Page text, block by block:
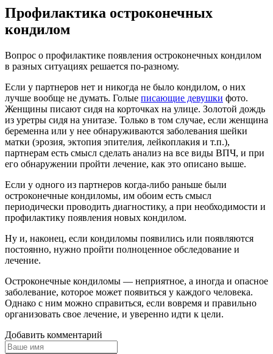
Профилактика остроконечных
кондилом
Вопрос о профилактике появления остроконечных кондилом
в разных ситуациях решается по-разному.
Если у партнеров нет и никогда не было кондилом, о них
лучше вообще не думать. Голые писающие девушки фото.
Женщины писают сидя на корточках на улице. Золотой дождь
из уретры сидя на унитазе. Только в том случае, если женщина
беременна или у нее обнаруживаются заболевания шейки
матки (эрозия, эктопия эпителия, лейкоплакия и т.п.),
партнерам есть смысл сделать анализ на все виды ВПЧ, и при
его обнаружении пройти лечение, как это описано выше.
Если у одного из партнеров когда-либо раньше были
остроконечные кондиломы, им обоим есть смысл
периодически проводить диагностику, а при необходимости и
профилактику появления новых кондилом.
Ну и, наконец, если кондиломы появились или появляются
постоянно, нужно пройти полноценное обследование и
лечение.
Остроконечные кондиломы — неприятное, а иногда и опасное
заболевание, которое может появиться у каждого человека.
Однако с ним можно справиться, если вовремя и правильно
организовать свое лечение, и уверенно идти к цели.
Добавить комментарий